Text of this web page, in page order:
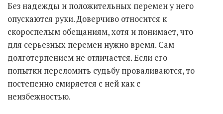
Без надежды и положительных перемен у него
опускаются руки. Доверчиво относится к
скороспелым обещаниям, хотя и понимает, что
для серьезных перемен нужно время. Сам
долготерпением не отличается. Если его
попытки переломить судьбу проваливаются, то
постепенно смиряется с ней как с
неизбежностью.